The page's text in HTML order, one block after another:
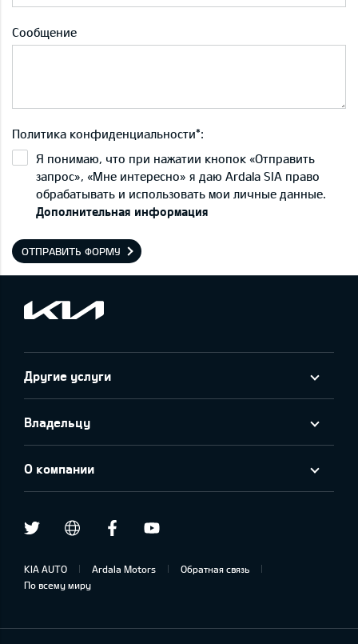
Сообщение
Политика конфиденциальности*:
Я понимаю, что при нажатии кнопок «Отправить
запрос», «Мне интересно» я даю Ardala SIA право
обрабатывать и использовать мои личные данные.
Дополнительная информация
ОТПРАВИТЬ ФОРМУ
Другие услуги
Владельцу
О компании
Twitter draugiem.lvFacebook
KIA AUTO Ardala Motors
Обратная связь
По всему миру